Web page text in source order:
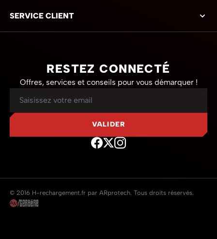
SERVICE CLIENT
RESTEZ CONNECTÉ
Offres, services et conseils pour vous démarquer !
VALIDER
© 2016 H-rechargement.fr par ARprotech. Tous droits réservés.
/